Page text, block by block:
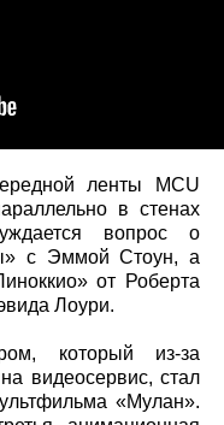
ленты MCU
в стенах
вопрос о
с Эммой Стоун, а
от Роберта
Лоури.
который из-за
видеосервис, стал
«Мулан».